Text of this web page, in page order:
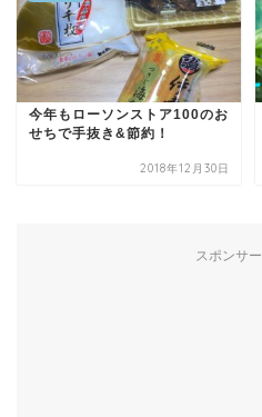
今年もローソンストア100のお
せちで手抜き&節約！
2018年12月30日
スポンサ